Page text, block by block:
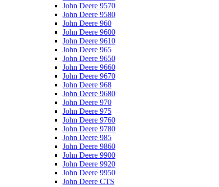
John Deere 9570
John Deere 9580
John Deere 960
John Deere 9600
John Deere 9610
John Deere 965
John Deere 9650
John Deere 9660
John Deere 9670
John Deere 968
John Deere 9680
John Deere 970
John Deere 975
John Deere 9760
John Deere 9780
John Deere 985
John Deere 9860
John Deere 9900
John Deere 9920
John Deere 9950
John Deere CTS